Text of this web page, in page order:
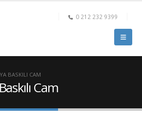
0 212 232 9399
BASKILI CAM
Cam